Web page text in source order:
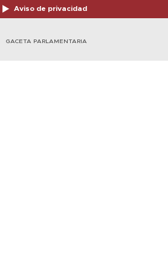
Aviso de privacidad
GACETA PARLAMENTARIA